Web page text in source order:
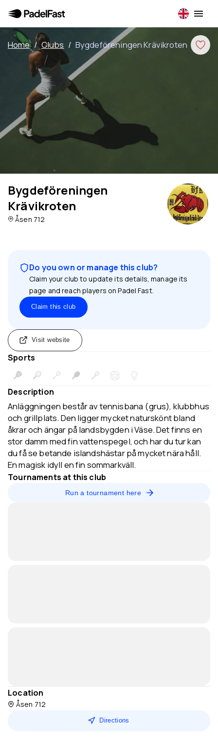
Home / Clubs / Bygdeföreningen Krävikroten
Bygdeföreningen
Krävikroten
Åsen 712
Do you own or manage this club?
Claim your club to update its details, manage its
page and reach players on Padel Fast.
Claim this club
Visit website
Sports
Description
Anläggningen består av tennisbana (grus), klubbhus
och grillplats. Den ligger mycket naturskönt bland
åkrar och ängar på landsbygden i Väse. Det finns en
stor damm med fin vattenspegel, och har du tur kan
du få se betande islandshästar på mycket nära håll.
En magisk idyll en fin sommarkväll.
Tournaments at this club
Run a tournament here
Location
Åsen 712
Directions